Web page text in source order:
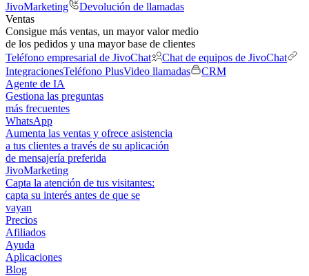
JivoMarketing
Devolución de llamadas
Ventas
Consigue más ventas, un mayor valor medio
de los pedidos y una mayor base de clientes
Teléfono empresarial de JivoChat
Chat de equipos de JivoChat
IntegracionesTeléfono PlusVideo llamadas
CRM
Agente de IA
Gestiona las preguntas
más frecuentes
WhatsApp
Aumenta las ventas y ofrece asistencia
a tus clientes a través de su aplicación
de mensajería preferida
JivoMarketing
Capta la atención de tus visitantes:
capta su interés antes de que se
vayan
Precios
Afiliados
Ayuda
Aplicaciones
Blog